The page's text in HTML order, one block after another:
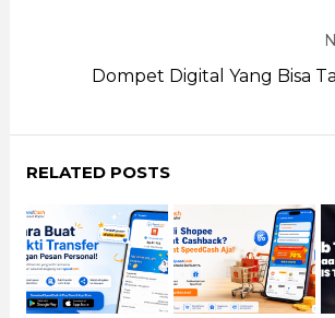
Dompet Digital Yang Bisa
RELATED POSTS